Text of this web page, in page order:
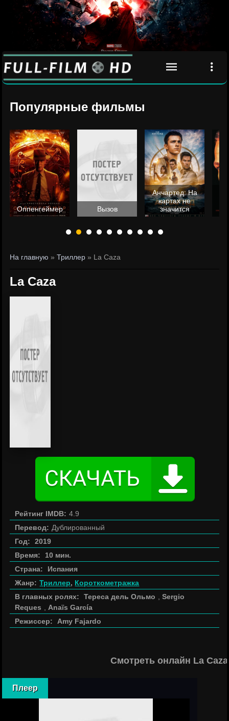
Популярные фильмы
Оппенгеймер Вызов
Анчартед: На
картах не
значится
На главную »Триллер » La Caza
La Caza
Рейтинг IMDB: 4.9
Перевод: Дублированный
Год:
2019
Время:
10 мин.
Страна:
Испания
Жанр: Триллер, Короткометражка
В главных ролях:
Тереса дель Ольмо ,Sergio
Reques
Anaïs García
Режиссер:
Amy Fajardo
Смотреть онлайн La
Плеер